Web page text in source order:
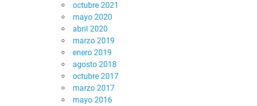
octubre 2021
mayo 2020
abril 2020
marzo 2019
enero 2019
agosto 2018
octubre 2017
marzo 2017
mayo 2016